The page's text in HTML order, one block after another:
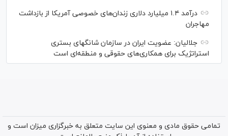
درآمد ۱.۴ میلیارد دلاری زندان‌های خصوصی آمریکا از بازداشت
مهاجران
جلالیان: عضویت ایران در سازمان شانگهای بستری
استراتژیک برای همکاری‌های حقوقی و منطقه‌ای است
تمامی حقوق مادی و معنوی این سایت متعلق به خبرگزاری میزان است و